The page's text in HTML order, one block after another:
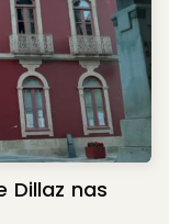
Dillaz nas